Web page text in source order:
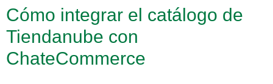
Cómo integrar el catálogo de
Tiendanube con
ChateCommerce